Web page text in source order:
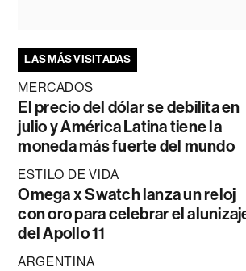
LAS MÁS VISITADAS
MERCADOS
El precio del dólar se debilita en
julio y América Latina tiene la
moneda más fuerte del mundo
ESTILO DE VIDA
Omega x Swatch lanza un reloj
con oro para celebrar el
del Apollo 11
ARGENTINA